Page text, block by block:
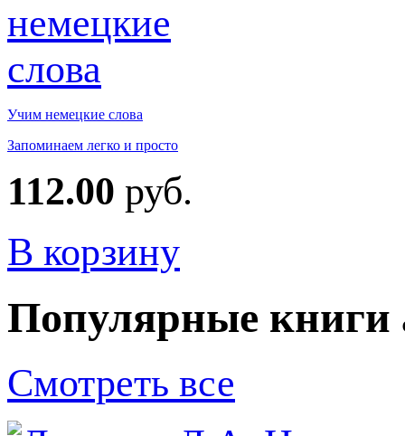
Учим немецкие слова
Запоминаем легко и просто
112.00 руб.
В корзину
Популярные книги
Смотреть все